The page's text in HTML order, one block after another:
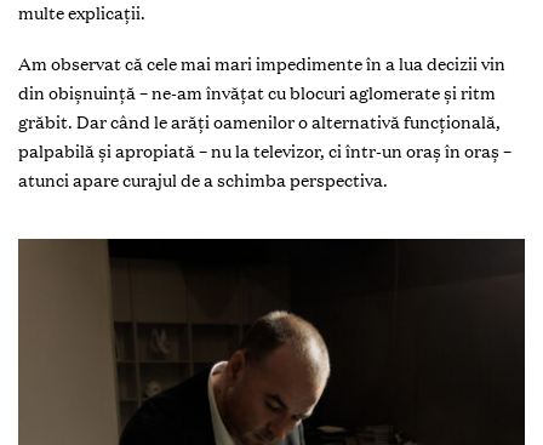
multe explicații.
Am observat că cele mai mari impedimente în a lua decizii vin
din obișnuință – ne-am învățat cu blocuri aglomerate și ritm
grăbit. Dar când le arăți oamenilor o alternativă funcțională,
palpabilă și apropiată – nu la televizor, ci într-un oraș în oraș –
atunci apare curajul de a schimba perspectiva.